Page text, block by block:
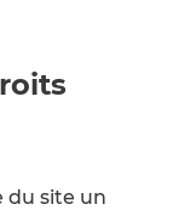
du site un